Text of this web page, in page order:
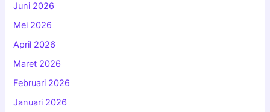
Juni 2026
Mei 2026
April 2026
Maret 2026
Februari 2026
Januari 2026